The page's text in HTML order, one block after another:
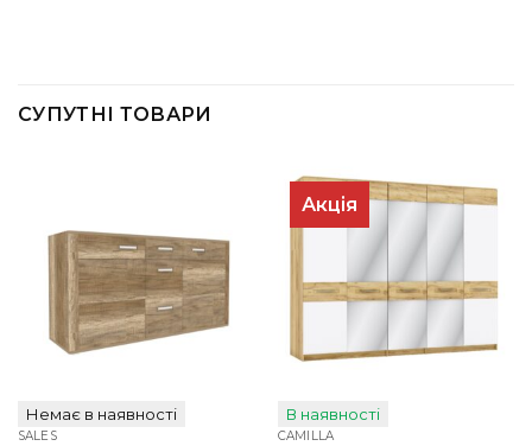
СУПУТНІ ТОВАРИ
Немає в наявності
SALES
Акція
В наявності
CAMILLA